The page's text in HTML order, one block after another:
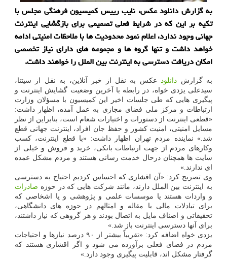
به گزارش دانلود عکس، نایب رییس کمیسیون فرهنگی مجلس با
تکیه بر این که در شرایط فعلی تصمیمی برای بازگشایی اینترنت
جهانی وجود ندارد، اعلام نمود محدودیت ها با ملاحظات امنیتی ادامه
خواهد داشت و تنها گروه ها و مجموعه های دارای نیاز تخصصی
امکان دریافت دسترسی به اینترنت بین الملل را خواهند داشت.
به گزارش دانلودعکس به نقل از خبر آنلاین، به نقل از سیتنا،
سیدعلی یزدی خواه، در رابطه با آخرین وضعیت گشایش اینترنت و
پیگیری هایی که طی جلسات اخیر این کمیسیون با مسؤلان وزارت
ارتباطات و مرکز ملی فضای مجازی به عمل آمده، اظهار داشت:
«قطعی اینترنت از دستورات و اختیارات شعام است، بنابراین از نظر
مسایل امنیتی، امنیت کشور و حفظ جان افراد، اینترنت جهانی قطع
شد.» نماینده مردم تهران اظهار داشت: «با قطع اینترنت، کسب
وکارهای مردم از جهت ارتباطات بانکی، خرید و فروش و خیلی از
سایت ها همچنان درحال خدمت رسانی هستند و مردم مشکل عمده
ای ندارند.»
وی تصریح کرد: «آن اقشاری که احساس کردیم احتیاج به دسترسی
به اینترنت بین الملل دارند، مانند شرکت هایی که در حوزه صادرات
و واردات هستند یا موسسات علمی و پژوهشی و یا اشخاصی که
برای تبادلات مالی یا مقاله و امثالهم در حوزه های دانشگاهی،
تحقیقاتی و اصناف مایل به اتصال بودند و هر گروهی که نیاز داشتند،
برای آنها دسترسی اینترنت باز شد.»
یزدی خواه اضافه کرد: «تقریباً بیشتر از ۹۰ درصد نیازها و احتیاجات
مردم در فضای فعلی برآورده می شود و اگر اقشاری هستند که
گرفتار مشکل اند، قابلیت پیگیری وجود دارد.»